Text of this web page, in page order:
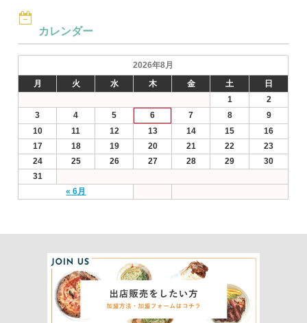
カレンダー
2026年8月
月
火 水 木 金 土 日
« 6月
1
2
3
4 5 6 7 8
9
10
11 12 13 14 15
16
17
18 19 20 21 22
23
24
25 26 27 28 29
30
31